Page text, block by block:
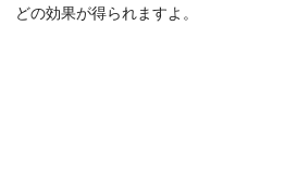
どの効果が得られますよ。